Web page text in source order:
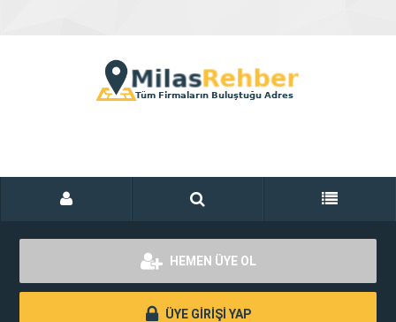
HEMEN ÜYE OL
ÜYE GİRİŞİ YAP